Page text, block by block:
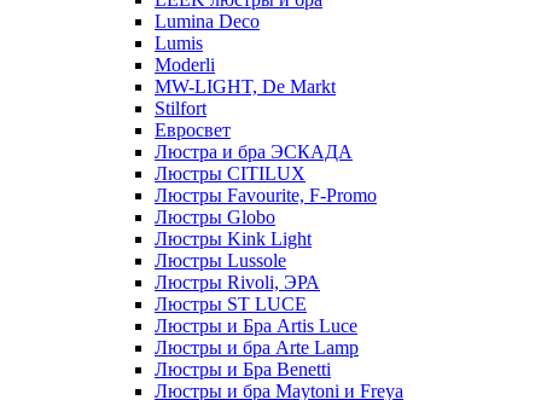
Lumina Deco
Lumis
Moderli
MW-LIGHT, De Markt
Stilfort
Евросвет
Люстра и бра ЭСКАДА
Люстры CITILUX
Люстры Favourite, F-Promo
Люстры Globo
Люстры Kink Light
Люстры Lussole
Люстры Rivoli, ЭРА
Люстры ST LUCE
Люстры и Бра Artis Luce
Люстры и бра Arte Lamp
Люстры и Бра Benetti
Люстры и бра Maytoni и Freya